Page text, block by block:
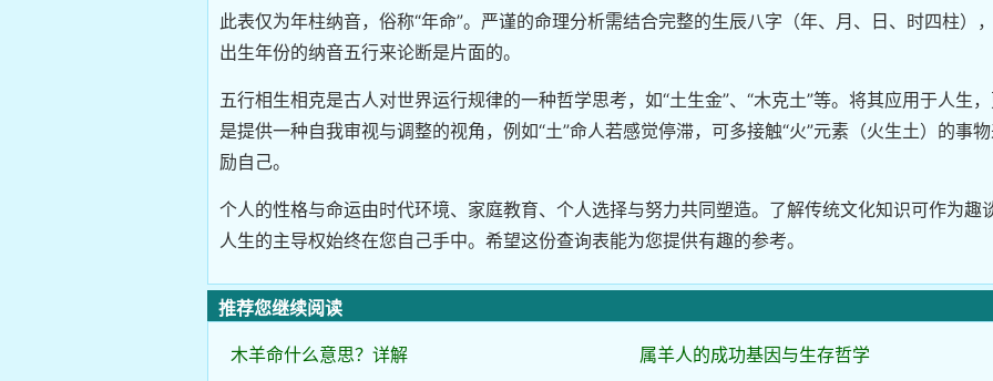
此表仅为年柱纳音，俗称“年命”。严谨的命理分析需结合完整的生辰八字（年、月、日、时四柱）
出生年份的纳音五行来论断是片面的。
五行相生相克是古人对世界运行规律的一种哲学思考，如“土生金”、“木克土”等。将其应用于人生
是提供一种自我审视与调整的视角，例如“土”命人若感觉停滞，可多接触“火”元素（火生土）的事
励自己。
个人的性格与命运由时代环境、家庭教育、个人选择与努力共同塑造。了解传统文化知识可作为趣
人生的主导权始终在您自己手中。希望这份查询表能为您提供有趣的参考。
推荐您继续阅读
木羊命什么意思？详解 属羊人的成功基因与生存哲学